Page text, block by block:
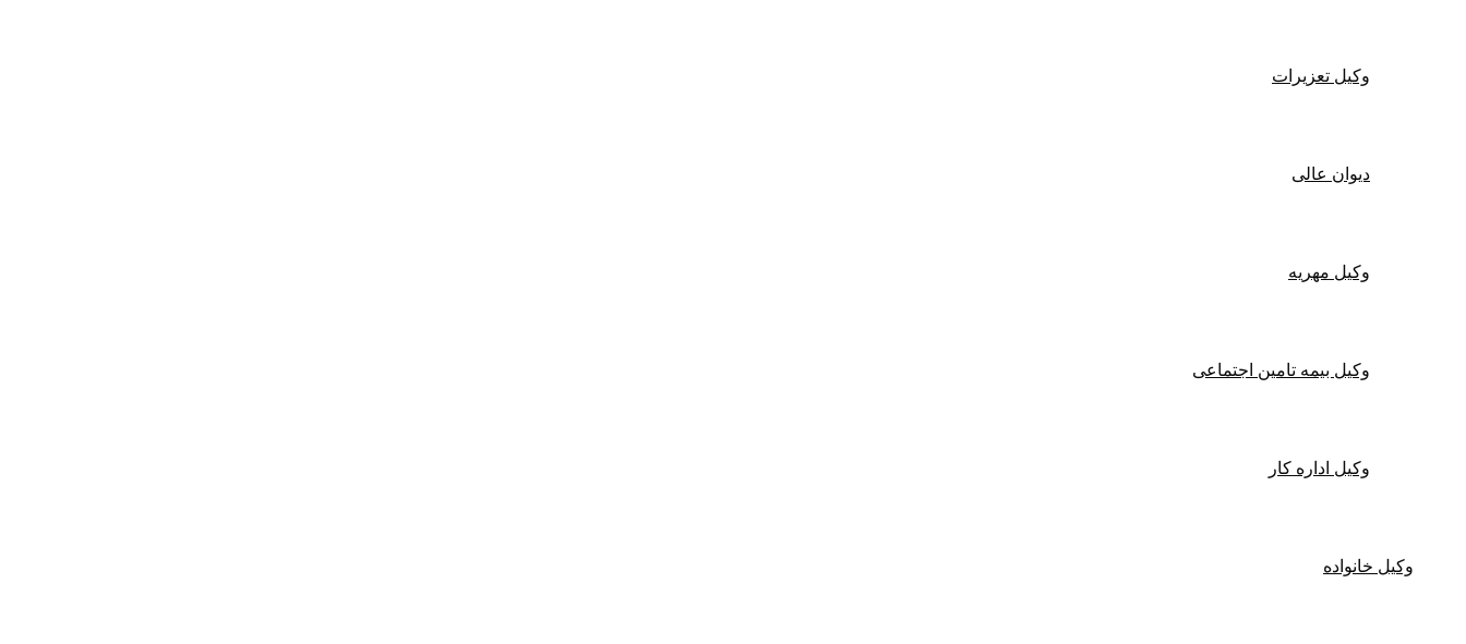
وکیل تعزیرات
دیوان عالی
وکیل مهریه
وکیل بیمه تامین اجتماعی
وکیل اداره کار
وکیل خانواده